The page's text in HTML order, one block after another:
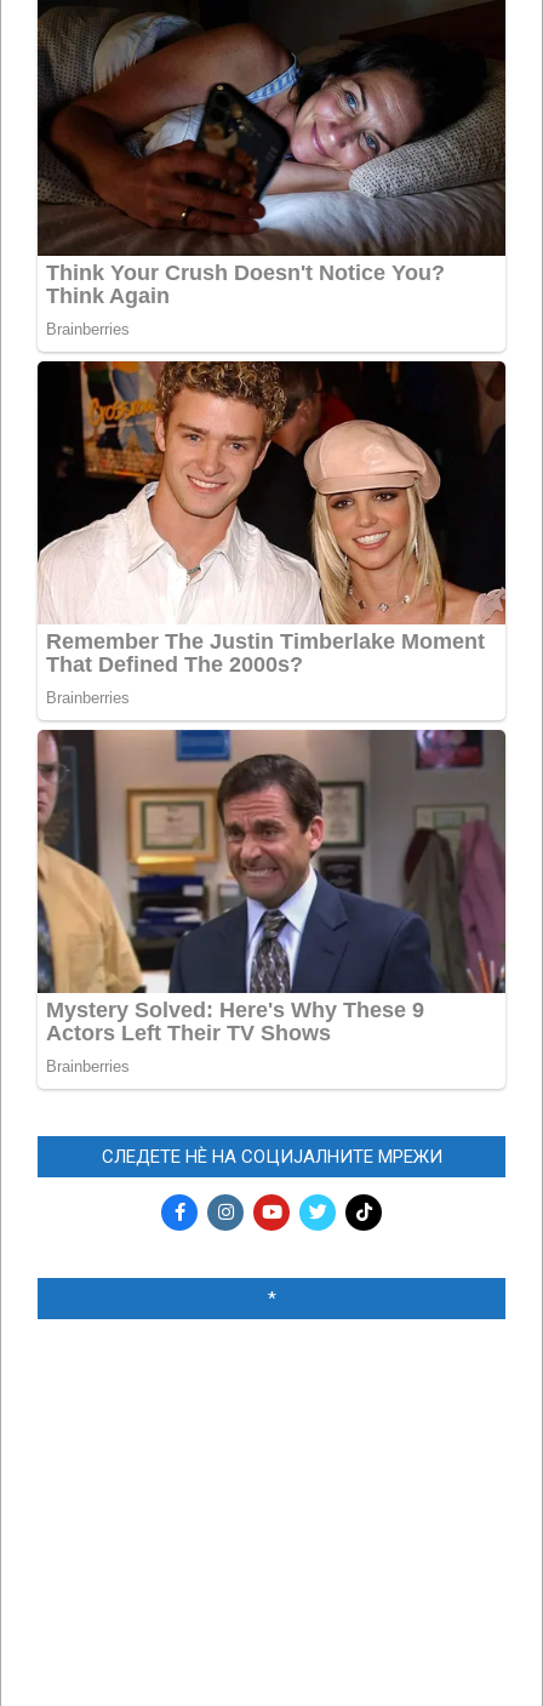
СЛЕДЕТЕ НЀ НА СОЦИЈАЛНИТЕ МРЕЖИ
*